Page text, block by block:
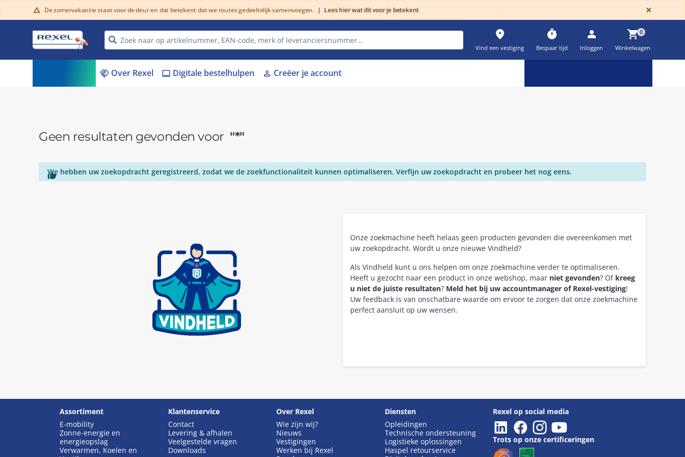
warning De zomervakantie staat voor de deur en dat betekent dat we routes gedeeltelijk samenvoegen. | Lees hier wat dit voor je betekent ×
place
Vind een vestiging
timer
Bespaar tijd
person
Inloggen
shopping_cart0
Winkelwagen
handshake Over Rexel laptop Digitale bestelhulpen person Creëer je account
Geen resultaten gevonden voor "*"

We hebben uw zoekopdracht geregistreerd, zodat we de zoekfunctionaliteit kunnen optimaliseren. Verfijn uw zoekopdracht en probeer het nog eens.
Onze zoekmachine heeft helaas geen producten gevonden die overeenkomen met
uw zoekopdracht. Wordt u onze nieuwe Vindheld?
Als Vindheld kunt u ons helpen om onze zoekmachine verder te optimaliseren.
Heeft u gezocht naar een product in onze webshop, maar niet gevonden? Of kreeg
u niet de juiste resultaten? Meld het bij uw accountmanager of Rexel-vestiging!
Uw feedback is van onschatbare waarde om ervoor te zorgen dat onze zoekmachine
perfect aansluit op uw wensen.
Assortiment
E-mobility
Zonne-energie en
energieopslag
Verwarmen, Koelen en
Klantenservice
Contact
Levering & afhalen
Veelgestelde vragen
Downloads
Over Rexel
Wie zijn wij?
Nieuws
Vestigingen
Werken bij Rexel
Diensten
Opleidingen
Technische ondersteuning
Logistieke oplossingen
Haspel retourservice
Rexel op social media
Trots op onze certificeringen